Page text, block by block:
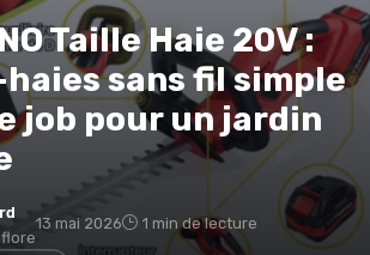
Taille Haie 20V :
sans fil simple
job pour un jardin
13 mai 2026 1 min de lecture